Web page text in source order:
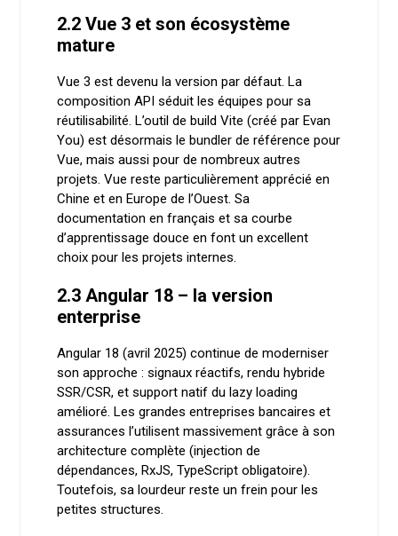
2.2 Vue 3 et son écosystème
mature
Vue 3 est devenu la version par défaut. La
composition API séduit les équipes pour sa
réutilisabilité. L’outil de build Vite (créé par Evan
You) est désormais le bundler de référence pour
Vue, mais aussi pour de nombreux autres
projets. Vue reste particulièrement apprécié en
Chine et en Europe de l’Ouest. Sa
documentation en français et sa courbe
d’apprentissage douce en font un excellent
choix pour les projets internes.
2.3 Angular 18 – la version
enterprise
Angular 18 (avril 2025) continue de moderniser
son approche : signaux réactifs, rendu hybride
SSR/CSR, et support natif du lazy loading
amélioré. Les grandes entreprises bancaires et
assurances l’utilisent massivement grâce à son
architecture complète (injection de
dépendances, RxJS, TypeScript obligatoire).
Toutefois, sa lourdeur reste un frein pour les
petites structures.